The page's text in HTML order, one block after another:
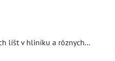
líšt v hliníku a rôznych...